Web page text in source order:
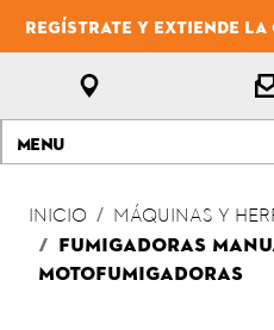
REGÍSTRATE Y EXTIENDE
Menu
INICIO MÁQUINAS Y
FUMIGADORAS
MOTOFUMIGADORAS